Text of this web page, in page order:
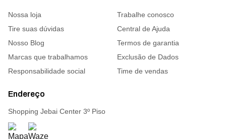
Nossa loja
Trabalhe conosco
Tire suas dúvidas
Central de Ajuda
Nosso Blog
Termos de garantia
Marcas que trabalhamos
Exclusão de Dados
Responsabilidade social
Time de vendas
Endereço
Shopping Jebai Center 3º Piso